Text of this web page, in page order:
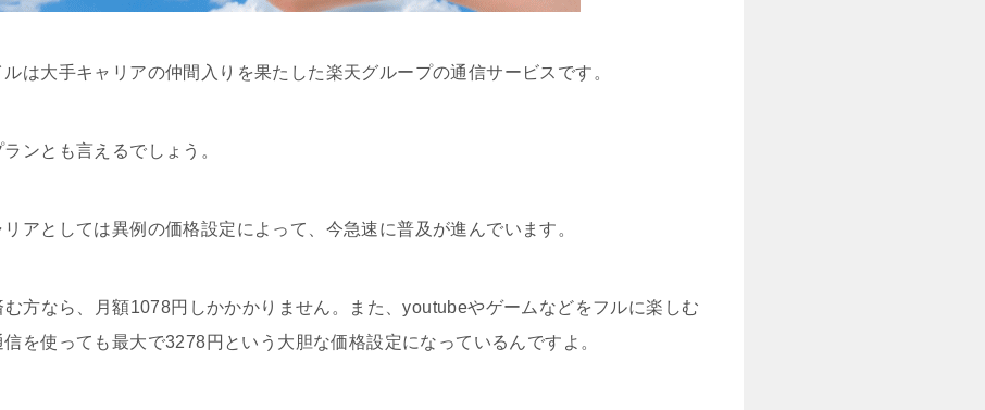
は大手キャリアの仲間入りを果たした楽天グループの通信サービスです。
ンとも言えるでしょう。
アとしては異例の価格設定によって、今急速に普及が進んでいます。
む方なら、月額1078円しかかかりません。また、youtubeやゲームなどをフルに楽しむ
を使っても最大で3278円という大胆な価格設定になっているんですよ。